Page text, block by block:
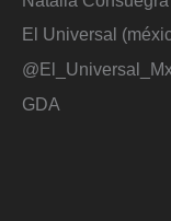
El Universal
GDA